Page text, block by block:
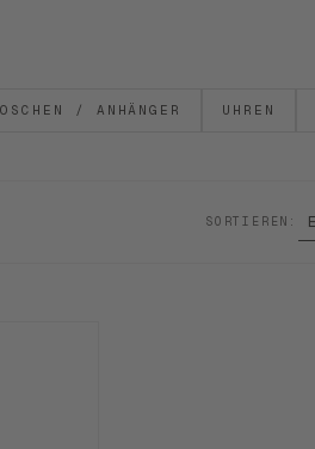
/ ANHÄNGER UHREN
SORTIEREN: